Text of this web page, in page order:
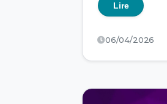
Lire
06/04/2026